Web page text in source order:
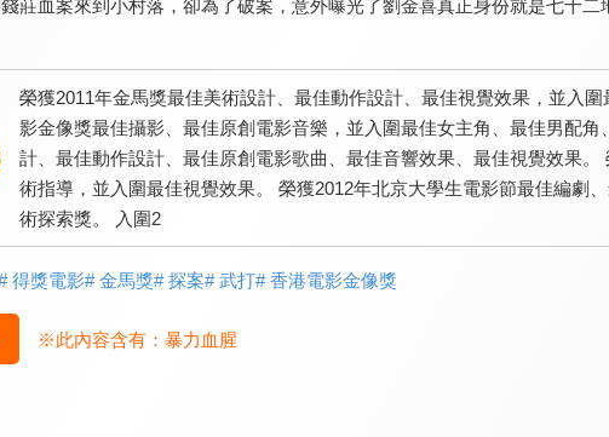
莊血案來到小村落，卻為了破案，意外曝光了劉金喜真正身份就是七十
榮獲2011年金馬獎最佳美術設計、最佳動作設計、最佳視覺效果，並入
影金像獎最佳攝影、最佳原創電影音樂，並入圍最佳女主角、最佳男配
計、最佳動作設計、最佳原創電影歌曲、最佳音響效果、最佳視覺效果
術指導，並入圍最佳視覺效果。 榮獲2012年北京大學生電影節最佳編劇
術探索獎。 入圍2
得獎電影# 金馬獎# 探案# 武打# 香港電影金像獎
※此內容含有： 暴力血腥